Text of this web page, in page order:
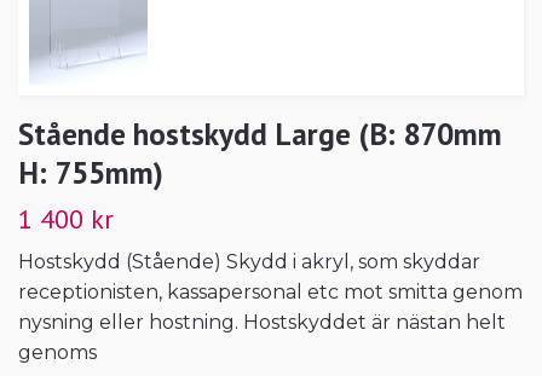
Stående hostskydd Large (B: 870mm
H: 755mm)
1 400 kr
Hostskydd (Stående) Skydd i akryl, som skyddar
receptionisten, kassapersonal etc mot smitta genom
nysning eller hostning. Hostskyddet är nästan helt
genoms